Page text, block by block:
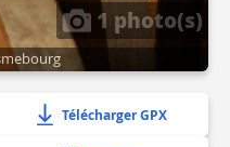
1 photo(s)
Télécharger GPX